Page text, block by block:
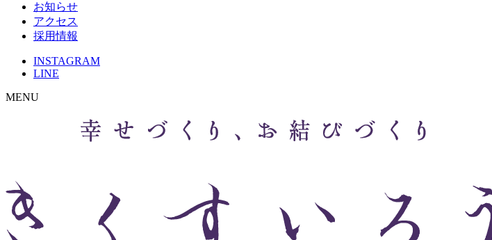
お知らせ
アクセス
採用情報
INSTAGRAM
LINE
MENU